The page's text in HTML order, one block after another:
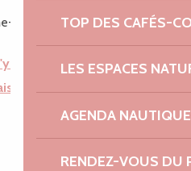
TOP DES CAFÉS-
LES ESPACES
AGENDA NAUTIQUE
RENDEZ-VOUS DU
des-Neiges, 22610
rendre
en train !